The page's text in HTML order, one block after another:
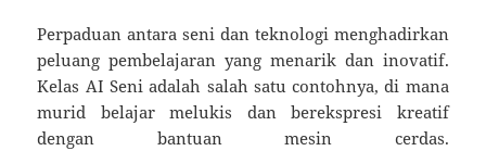
Perpaduan antara seni dan teknologi menghadirkan
peluang pembelajaran yang menarik dan inovatif.
Kelas AI Seni adalah salah satu contohnya, di mana
murid belajar melukis dan berekspresi kreatif
dengan bantuan mesin cerdas.